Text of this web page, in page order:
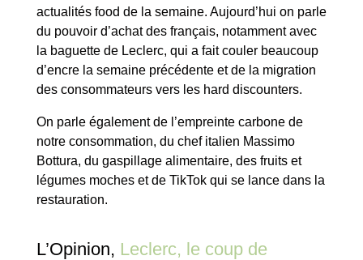
actualités food de la semaine. Aujourd’hui on parle
du pouvoir d’achat des français, notamment avec
la baguette de Leclerc, qui a fait couler beaucoup
d’encre la semaine précédente et de la migration
des consommateurs vers les hard discounters.
On parle également de l’empreinte carbone de
notre consommation, du chef italien Massimo
Bottura, du gaspillage alimentaire, des fruits et
légumes moches et de TikTok qui se lance dans la
restauration.
L’Opinion, Leclerc, le coup de